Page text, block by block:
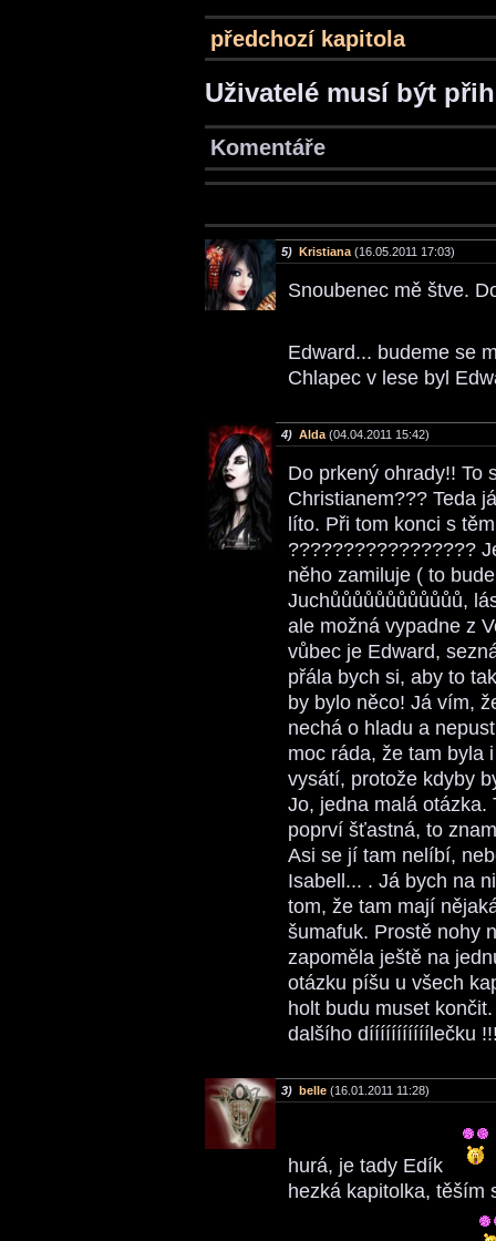
předchozí kapitola
Uživatelé musí být
Komentáře
5) Kristiana (16.05.2011 17:03)
Snoubenec mě štve.
Edward... budeme se
Chlapec v lese byl
4) Alda (04.04.2011 15:42)
Do prkený ohrady!! To
Christianem??? Teda
líto. Při tom konci s
?????????????????
něho zamiluje ( to
Juchůůůůůůůůůůůů,
ale možná vypadne z
vůbec je Edward,
přála bych si, aby to
by bylo něco! Já vím,
nechá o hladu a
moc ráda, že tam byla
vysátí, protože kdyby
Jo, jedna malá otázka.
poprví šťastná, to
Asi se jí tam nelíbí,
Isabell... . Já bych na
tom, že tam mají
šumafuk. Prostě nohy
zapoměla ještě na
otázku píšu u všech
holt budu muset
dalšího dííííííííííílečku
3) belle (16.01.2011 11:28)
hurá, je tady Edík
hezká kapitolka, těším